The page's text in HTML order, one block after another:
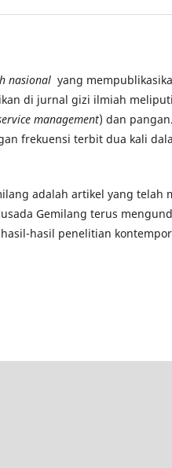
nasional yang
di jurnal gizi ilmiah
management) dan pangan.
frekuensi terbit dua kali
adalah artikel yang telah
Gemilang terus
hasil penelitian